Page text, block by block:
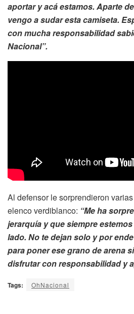
aportar y acá estamos. Aparte
vengo a sudar esta camiseta.
con mucha responsabilidad
Nacional”.
Al defensor le sorprendieron
elenco verdiblanco: “Me ha
jerarquía y que siempre
lado. No te dejan solo y por
para poner ese grano de arena
disfrutar con responsabilidad y
Tags: OhNacional